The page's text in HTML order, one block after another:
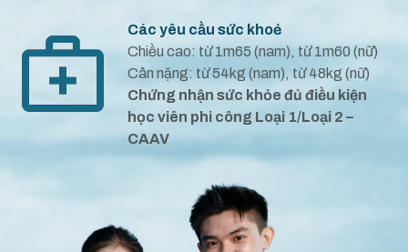
Các yêu cầu sức khoẻ
Chiều cao: từ 1m65 (nam), từ 1m60 (nữ)
Cân nặng: từ 54kg (nam), từ 48kg (nữ)
Chứng nhận sức khỏe đủ điều kiện
học viên phi công Loại 1/Loại 2 –
CAAV